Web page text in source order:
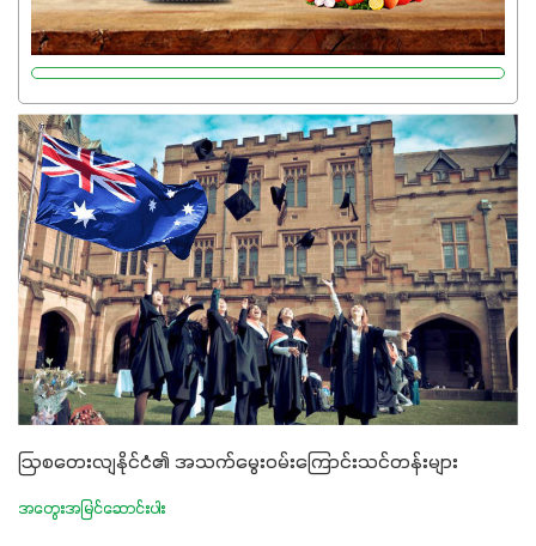
တယ်။ ဒါ့အပြင် ပန်းပွင့်ခြင်း၊အသီးသီးခြင်း၊အစေ့တည်ခြင်း
လုပ်ငန်းစဉ်များကိုလည်း အားပေးပါတယ်။ လုံလောက်တဲ့
Potassium 8%က အပင်ရဲ့ ရောဂါဒဏ်၊ရာသီဥတုဒဏ်ခံနိုင်ရည်
ရှိမှုကို မြင့်တက်စေပြီး အသီးအရည်အသွေး၊ အရွယ်အစားနဲ့
အရသာ ပိုမိုကောင်းမွန်စေဖို့အတွက် လိုအပ်တဲ့အာဟာရဓာတ်
ဖြစ်ပါတယ်။ ဟူးမစ်အက်စစ်ပါဝင်ပေါင်းစပ်ထားတဲ့အတွက်
အာဟာရဓာတ်စုပ်ယူမှုကောင်းမွန်လာခြင်း၊မြေဆီလွှာဖွဲ့စည်းပုံ
နှင့်ရေထိန်းနိုင်စွမ်းအားကောင်းလာခြင်းအပါအဝင်
အကျိုးကျေးဇူးများစွာကိုရရှိစေမှာဖြစ်ပါတယ်။ စပါးအပါအဝင်
နှံစားသီးနှံများ၊ပဲအမျိုးမျိုး၊ဟင်းသီးဟင်းရွက်နဲ့ ဥယျာဉ်ခြံသီးနှံ
အားလုံးမှာ အသုံးပြုနိုင်တယ်ဆိုတော့ တစ်မျိုးတည်းနဲ့ အားလုံး
ပါဖက်(perfect)မယ့် စမတ်သီးစုံနော် အရွေးမမှားတာသေချာပြီ
မလို့ အတွေးမများဘဲ သီးနှံတိုင်းကြီးထွားအောင် ဖန်းလင့်ရဲ့ #စ
မတ်သီးစုံကို သုံးကြပါစို့....
ဩစတေးလျနိုင်ငံ၏ အသက်မွေးဝမ်းကြောင်းသင်တန်းများ
အတွေးအမြင်ဆောင်းပါး